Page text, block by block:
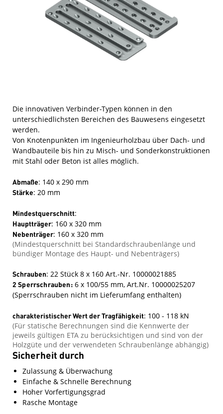
Die innovativen Verbinder-Typen können in den
unterschiedlichsten Bereichen des Bauwesens eingesetzt
werden.
Von Knotenpunkten im Ingenieurholzbau über Dach- und
Wandbauteile bis hin zu Misch- und Sonderkonstruktionen
mit Stahl oder Beton ist alles möglich.
Abmaße: 140 x 290 mm
Stärke: 20 mm
Mindestquerschnitt:
Hauptträger: 160 x 320 mm
Nebenträger: 160 x 320 mm
(Mindestquerschnitt bei Standardschraubenlänge und
bündiger Montage des Haupt- und Nebenträgers)
Schrauben: 22 Stück 8 x 160 Art.-Nr. 10000021885
2 Sperrschrauben:6 x 100/55 mm, Art.Nr. 10000025207
(Sperrschrauben nicht im Lieferumfang enthalten)
charakteristischer Wert der Tragfähigkeit: 100 - 118 kN
(Für statische Berechnungen sind die Kennwerte der
jeweils gültigen ETA zu berücksichtigen und sind von der
Holzgüte und der verwendeten Schraubenlänge abhängig)
Sicherheit durch
Zulassung & Überwachung
Einfache & Schnelle Berechnung
Hoher Vorfertigungsgrad
Rasche Montage